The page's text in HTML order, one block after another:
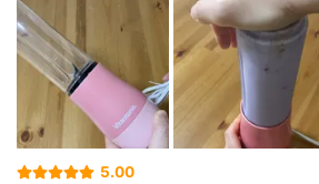
5.00